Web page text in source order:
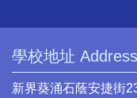
學校地址 Address
新界葵涌石蔭安捷街